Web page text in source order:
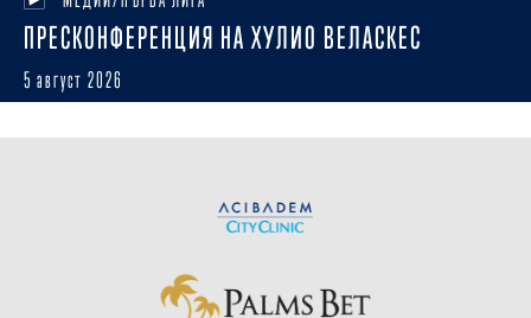
ПРЕСКОНФЕРЕНЦИЯ НА ХУЛИО ВЕЛАСКЕС
5 август 2026